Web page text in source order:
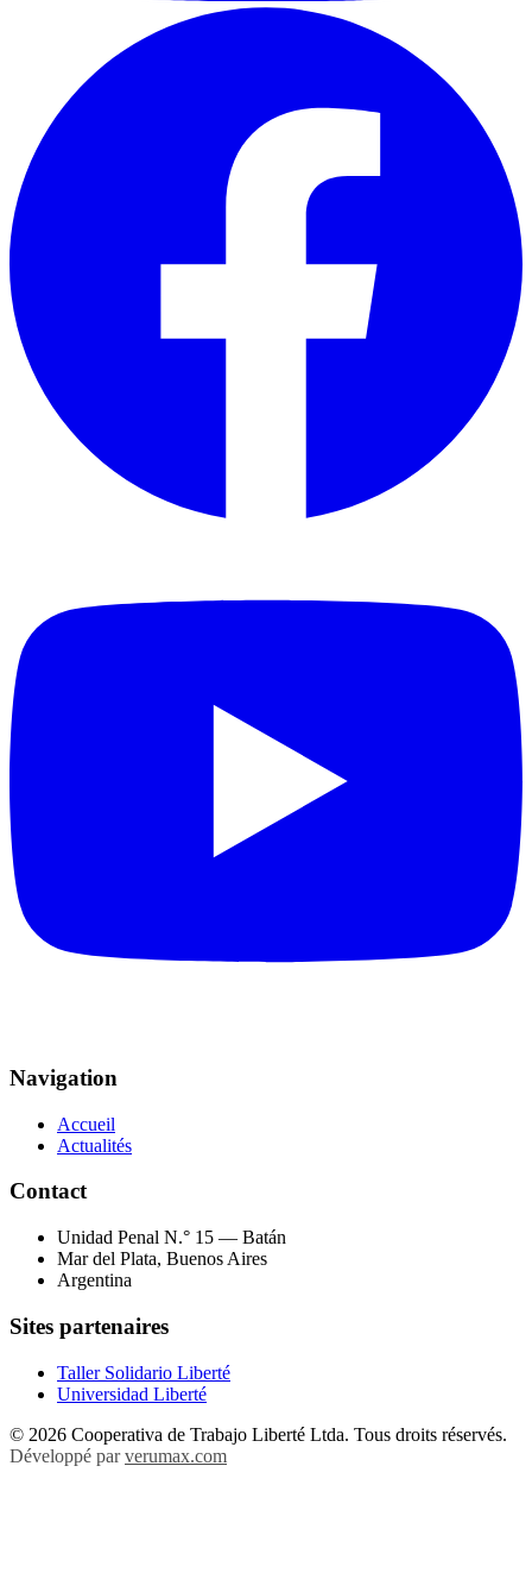
Navigation
Accueil
Actualités
Contact
Unidad Penal N.° 15 — Batán
Mar del Plata, Buenos Aires
Argentina
Sites partenaires
Taller Solidario Liberté
Universidad Liberté
© 2026 Cooperativa de Trabajo Liberté Ltda. Tous droits réservés.
Développé parverumax.com